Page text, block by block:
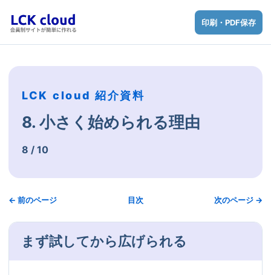
印刷・PDF保存
LCK cloud 紹介資料
8. 小さく始められる理由
8 / 10
← 前のページ 目次 次のページ →
まず試してから広げられる